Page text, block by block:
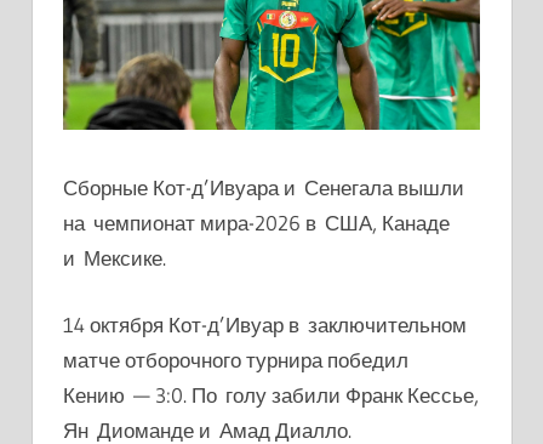
Сборные Кот-д’Ивуара и Сенегала вышли
на чемпионат мира-2026 в США, Канаде
и Мексике.
14 октября Кот-д’Ивуар в заключительном
матче отборочного турнира победил
Кению — 3:0. По голу забили Франк Кессье,
Ян Диоманде и Амад Диалло.